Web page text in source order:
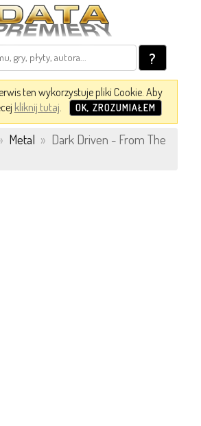
?
ten wykorzystuje pliki Cookie. Aby
kliknij tutaj. OK, ZROZUMIAŁEM
Metal » Dark Driven - From The